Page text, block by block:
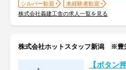
シルバー歓迎
未経験者歓迎
株式会社義建工舎の求人一覧を見る
株式会社ホットスタッフ新潟 ※豊
【ボタ